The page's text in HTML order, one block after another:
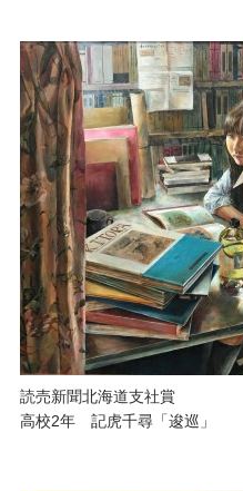
読売新聞北海道支社賞
高校2年 記虎千尋「逡巡」